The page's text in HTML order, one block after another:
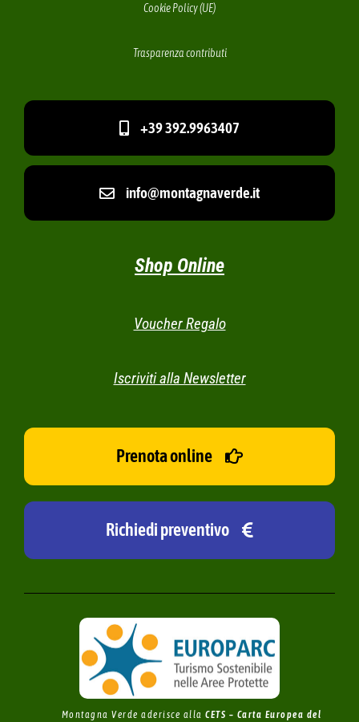
Cookie Policy (UE)
Trasparenza contributi
+39 392.9963407
info@montagnaverde.it
Shop Online
Voucher Regalo
Iscriviti alla Newsletter
Prenota online
Richiedi preventivo
Montagna Verde aderisce allaCETS – Carta Europea del